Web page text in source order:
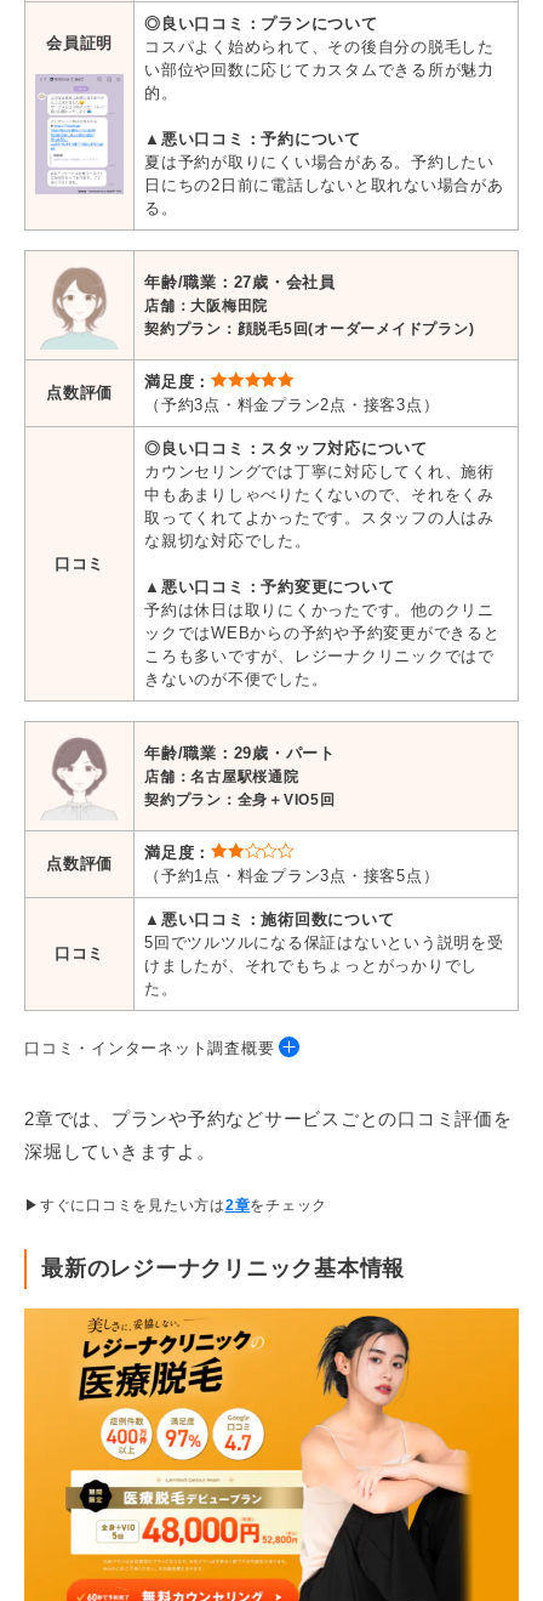
会員証明
◎良い口コミ：プランについて
コスパよく始められて、その後自分の脱毛した
い部位や回数に応じてカスタムできる所が魅力
的。
▲悪い口コミ：予約について
夏は予約が取りにくい場合がある。予約したい
日にちの2日前に電話しないと取れない場合があ
る。
年齢/職業：27歳・会社員
店舗：大阪梅田院
契約プラン：顔脱毛5回(オーダーメイドプラン)
点数評価
満足度：
（予約3点・料金プラン2点・接客3点）
口コミ
◎良い口コミ：スタッフ対応について
カウンセリングでは丁寧に対応してくれ、施術
中もあまりしゃべりたくないので、それをくみ
取ってくれてよかったです。スタッフの人はみ
な親切な対応でした。
▲悪い口コミ：予約変更について
予約は休日は取りにくかったです。他のクリニ
ックではWEBからの予約や予約変更ができると
ころも多いですが、レジーナクリニックではで
きないのが不便でした。
年齢/職業：29歳・パート
店舗：名古屋駅桜通院
契約プラン：全身＋VIO5回
点数評価
満足度：
（予約1点・料金プラン3点・接客5点）
口コミ
▲悪い口コミ：施術回数について
5回でツルツルになる保証はないという説明を受
けましたが、それでもちょっとがっかりでし
た。
口コミ・インターネット調査概要
【口コミ・インターネット調査概要】
提出）
調査機関：
株式会社クラウドワークス
2章では、プランや予約などサービスごとの口コミ評価を
深堀していきますよ。
▶すぐに口コミを見たい方は2章をチェック
最新のレジーナクリニック基本情報